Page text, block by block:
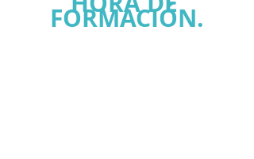
FORMACIÓN.